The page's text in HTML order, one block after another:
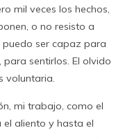
mil veces los hechos,
o no resisto a
ser capaz para
sentirlos. El olvido
voluntaria.
mi trabajo, como el
el aliento y hasta el